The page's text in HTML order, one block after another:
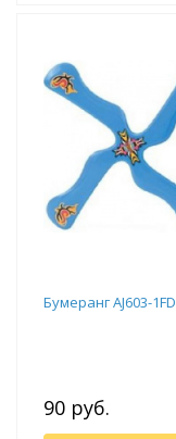
Бумеранг AJ603-1FD
90 руб.